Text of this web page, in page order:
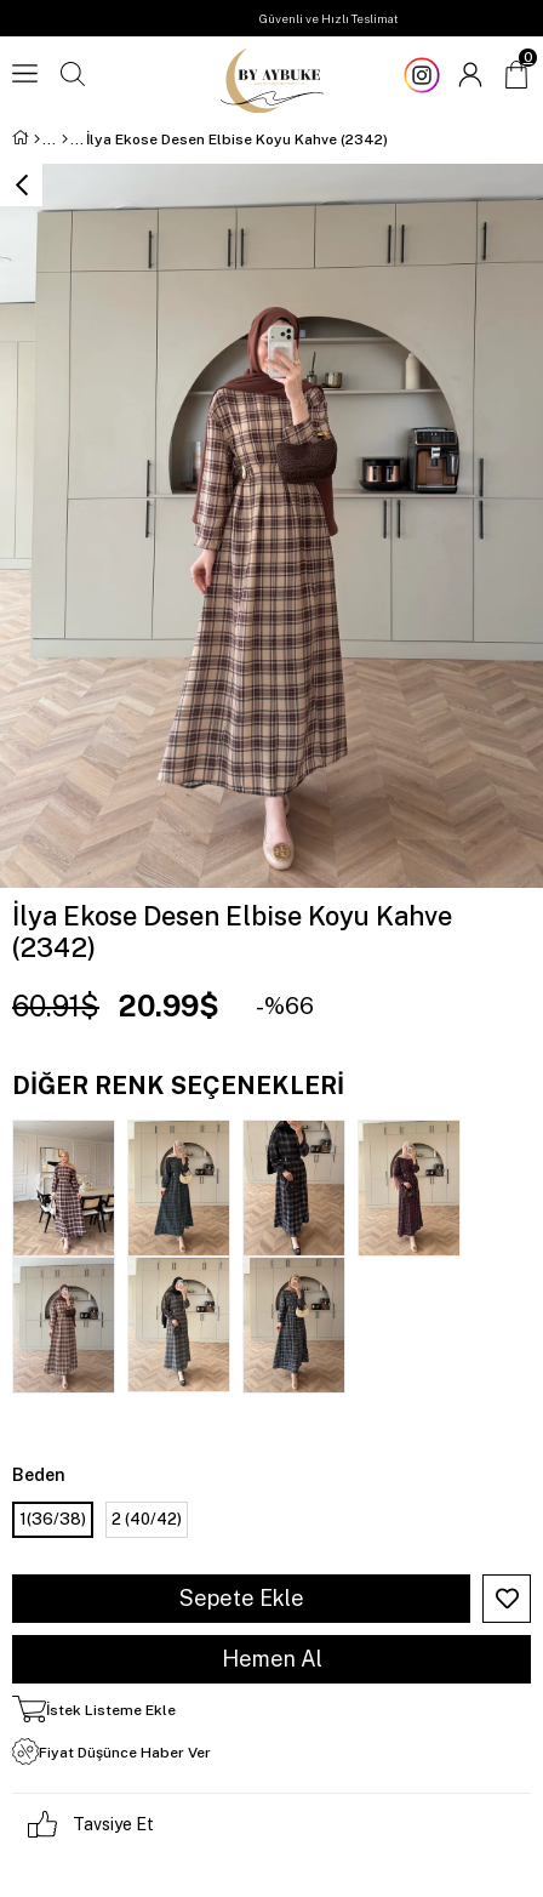
Güvenli ve Hızlı Teslimat
0
İlya Ekose Desen Elbise Koyu Kahve (2342)
İlya Ekose Desen Elbise Koyu Kahve
(2342)
60.91$ 20.99$ 66
DIĞER RENK SEÇENEKLERI
Beden
1(36/38) 2 (40/42)
İstek Listeme Ekle
Fiyat Düşünce Haber Ver
Tavsiye Et